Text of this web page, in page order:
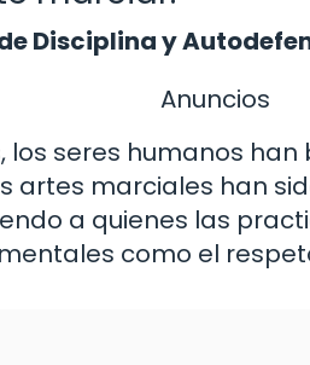
Disciplina y
Anuncios
los seres humanos
artes marciales han
a quienes las
como el